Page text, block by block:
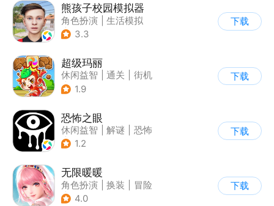
熊孩子校园模拟器
角色扮演
生活模拟
| 写实
3.3
下载
超级玛丽
休闲益智 通关
街机
| 儿童游戏
1.9
下载
恐怖之眼
休闲益智 解谜
恐怖
| 单机
1.2
下载
无限暖暖
角色扮演 换装
冒险
| 开放世界
4.0
下载